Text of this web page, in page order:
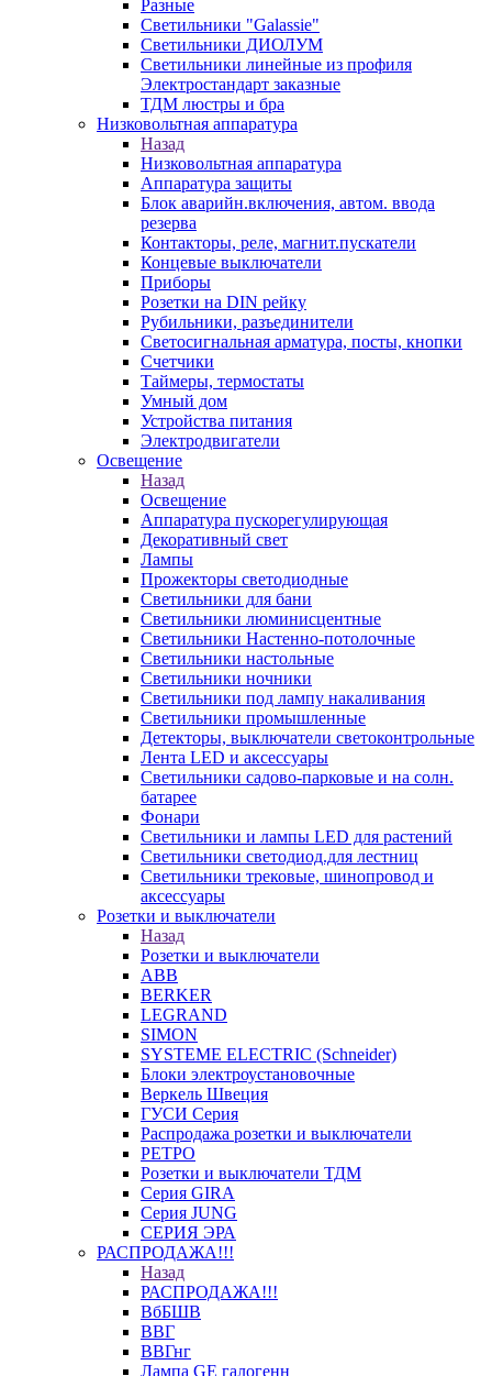
Разные
Светильники "Galassie"
Светильники ДИОЛУМ
Светильники линейные из профиля
Электростандарт заказные
ТДМ люстры и бра
Низковольтная аппаратура
Назад
Низковольтная аппаратура
Аппаратура защиты
Блок аварийн.включения, автом. ввода
резерва
Контакторы, реле, магнит.пускатели
Концевые выключатели
Приборы
Розетки на DIN рейку
Рубильники, разъединители
Светосигнальная арматура, посты, кнопки
Счетчики
Таймеры, термостаты
Умный дом
Устройства питания
Электродвигатели
Освещение
Назад
Освещение
Аппаратура пускорегулирующая
Декоративный свет
Лампы
Прожекторы светодиодные
Светильники для бани
Светильники люминисцентные
Светильники Настенно-потолочные
Светильники настольные
Светильники ночники
Светильники под лампу накаливания
Светильники промышленные
Детекторы, выключатели светоконтрольные
Лента LED и аксессуары
Светильники садово-парковые и на солн.
батарее
Фонари
Светильники и лампы LED для растений
Светильники светодиод.для лестниц
Светильники трековые, шинопровод и
аксессуары
Розетки и выключатели
Назад
Розетки и выключатели
ABB
BERKER
LEGRAND
SIMON
SYSTEME ELECTRIC (Schneider)
Блоки электроустановочные
Веркель Швеция
ГУСИ Серия
Распродажа розетки и выключатели
РЕТРО
Розетки и выключатели ТДМ
Серия GIRA
Серия JUNG
СЕРИЯ ЭРА
РАСПРОДАЖА!!!
Назад
РАСПРОДАЖА!!!
ВбБШВ
ВВГ
ВВГнг
Лампа GE галогенн